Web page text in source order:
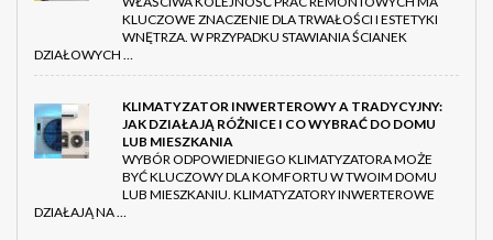
KLUCZOWE ZNACZENIE DLA TRWAŁOŚCI I ESTETYKI
WNĘTRZA. W PRZYPADKU STAWIANIA ŚCIANEK
DZIAŁOWYCH …
KLIMATYZATOR INWERTEROWY A TRADYCYJNY:
JAK DZIAŁAJĄ RÓŻNICE I CO WYBRAĆ DO DOMU
LUB MIESZKANIA
WYBÓR ODPOWIEDNIEGO KLIMATYZATORA MOŻE
BYĆ KLUCZOWY DLA KOMFORTU W TWOIM DOMU
LUB MIESZKANIU. KLIMATYZATORY INWERTEROWE
DZIAŁAJĄ NA …